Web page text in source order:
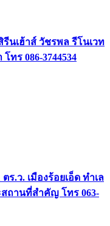
นเฮ้าส์ วัชรพล รีโนเวท
ร 086-3744534
.ว. เมืองร้อยเอ็ด ทำเล
ถานที่สำคัญ โทร 063-